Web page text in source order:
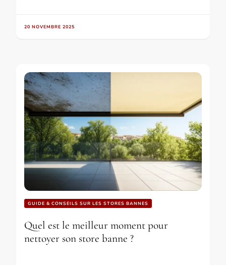
20 NOVEMBRE 2025
GUIDE & CONSEILS SUR LES STORES BANNES
Quel est le meilleur moment pour
nettoyer son store banne ?